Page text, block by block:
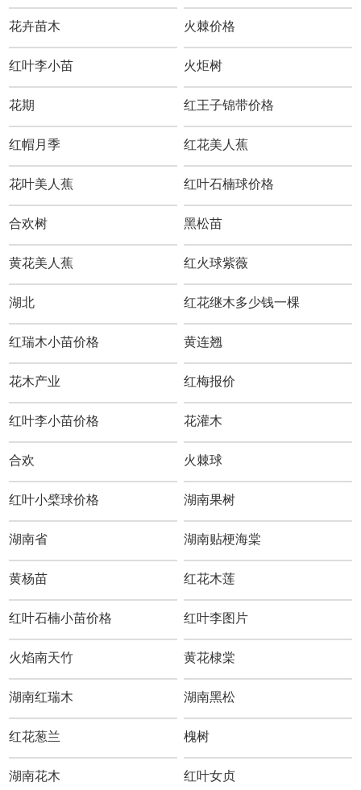
花卉苗木 火棘价格
红叶李小苗 火炬树
花期 红王子锦带价格
红帽月季 红花美人蕉
花叶美人蕉 红叶石楠球价格
合欢树 黑松苗
黄花美人蕉 红火球紫薇
湖北 红花继木多少钱一棵
红瑞木小苗价格 黄连翘
花木产业 红梅报价
红叶李小苗价格 花灌木
合欢 火棘球
红叶小檗球价格 湖南果树
湖南省 湖南贴梗海棠
黄杨苗 红花木莲
红叶石楠小苗价格 红叶李图片
火焰南天竹 黄花棣棠
湖南红瑞木 湖南黑松
红花葱兰 槐树
湖南花木 红叶女贞